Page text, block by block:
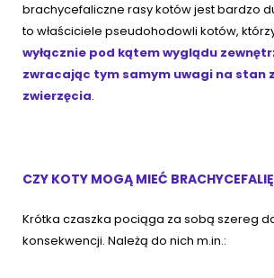
brachycefaliczne rasy kotów jest bardzo
to właściciele pseudohodowli kotów,
wyłącznie pod kątem wyglądu
zwracając tym samym uwagi na stan
zwierzęcia.
CZY KOTY MOGĄ MIEĆ
Krótka czaszka pociąga za sobą szereg
konsekwencji. Należą do nich m.in.: